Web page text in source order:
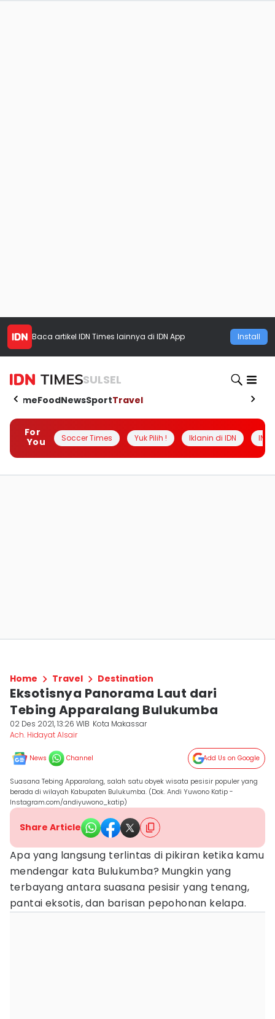
Baca artikel IDN Times lainnya di IDN App Install
SULSEL
HomeFoodNewsSportTravel
For
You
Soccer Times Yuk Pilih ! Iklanin di IDN
Home Travel Destination
Eksotisnya Panorama Laut dari
Tebing Apparalang Bulukumba
02 Des 2021, 13:26 WIB Kota Makassar
Ach. Hidayat Alsair
News Channel Add Us on Google
Suasana Tebing Apparalang, salah satu obyek wisata pesisir populer yang
berada di wilayah Kabupaten Bulukumba. (Dok. Andi Yuwono Katip -
Instagram.com/andiyuwono_katip)
Share Article
Apa yang langsung terlintas di pikiran ketika kamu
mendengar kata Bulukumba? Mungkin yang
terbayang antara suasana pesisir yang tenang,
pantai eksotis, dan barisan pepohonan kelapa.